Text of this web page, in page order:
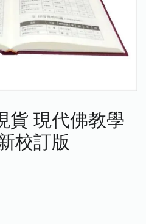
貨 現代佛教學
校訂版